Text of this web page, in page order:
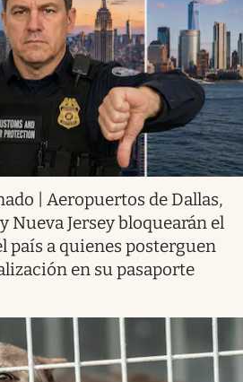
| Aeropuertos de Dallas,
Nueva Jersey bloquearán el
país a quienes posterguen
en su pasaporte